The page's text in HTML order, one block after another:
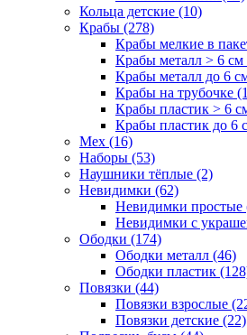
Кольца детские (10)
Крабы (278)
Крабы мелкие в
Крабы металл > 6 см
Крабы металл до 6
Крабы на трубочке
Крабы пластик > 6
Крабы пластик до 6
Мех (16)
Наборы (53)
Наушники тёплые (2)
Невидимки (62)
Невидимки простые
Невидимки с
Ободки (174)
Ободки металл (46)
Ободки пластик
Повязки (44)
Повязки взрослые
Повязки детские (22)